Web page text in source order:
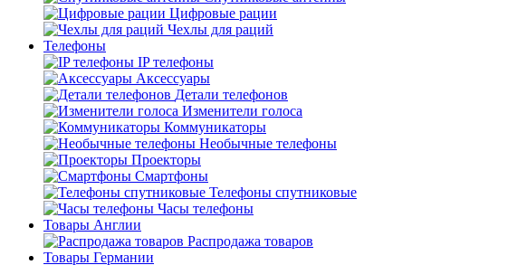
Цифровые рации
Чехлы для раций
Телефоны
IP телефоны
Аксессуары
Детали телефонов
Изменители голоса
Коммуникаторы
Необычные телефоны
Проекторы
Смартфоны
Телефоны спутниковые
Часы телефоны
Товары Англии
Распродажа товаров
Товары Германии